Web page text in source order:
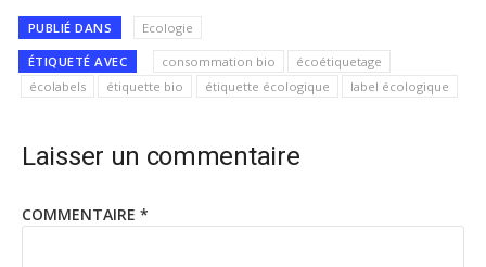
PUBLIÉ DANS Ecologie
ÉTIQUETÉ AVEC consommation bio
écoétiquetage
écolabels
étiquette bio étiquette écologique label écologique
Laisser un commentaire
COMMENTAIRE *